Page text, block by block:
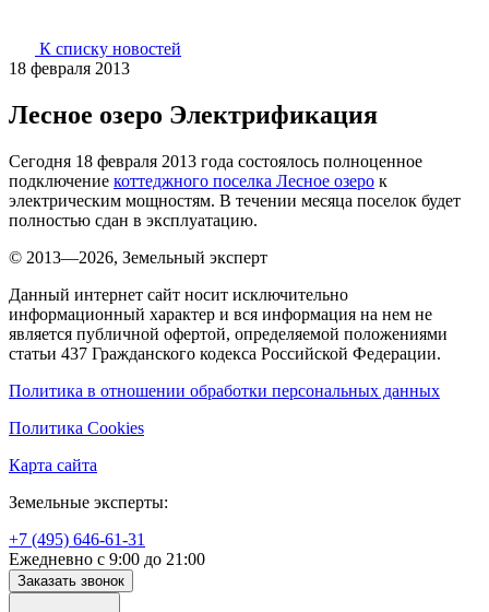
К списку новостей
18 февраля 2013
Лесное озеро Электрификация
Сегодня 18 февраля 2013 года состоялось полноценное
подключение коттеджного поселка Лесное озеро к
электрическим мощностям. В течении месяца поселок будет
полностью сдан в эксплуатацию.
© 2013—2026, Земельный эксперт
Данный интернет сайт носит исключительно
информационный характер и вся информация на нем не
является публичной офертой, определяемой положениями
статьи 437 Гражданского кодекса Российской Федерации.
Политика в отношении обработки персональных данных
Политика Cookies
Карта сайта
Земельные эксперты:
+7 (495) 646-61-31
Ежедневно с 9:00 до 21:00
Заказать звонок